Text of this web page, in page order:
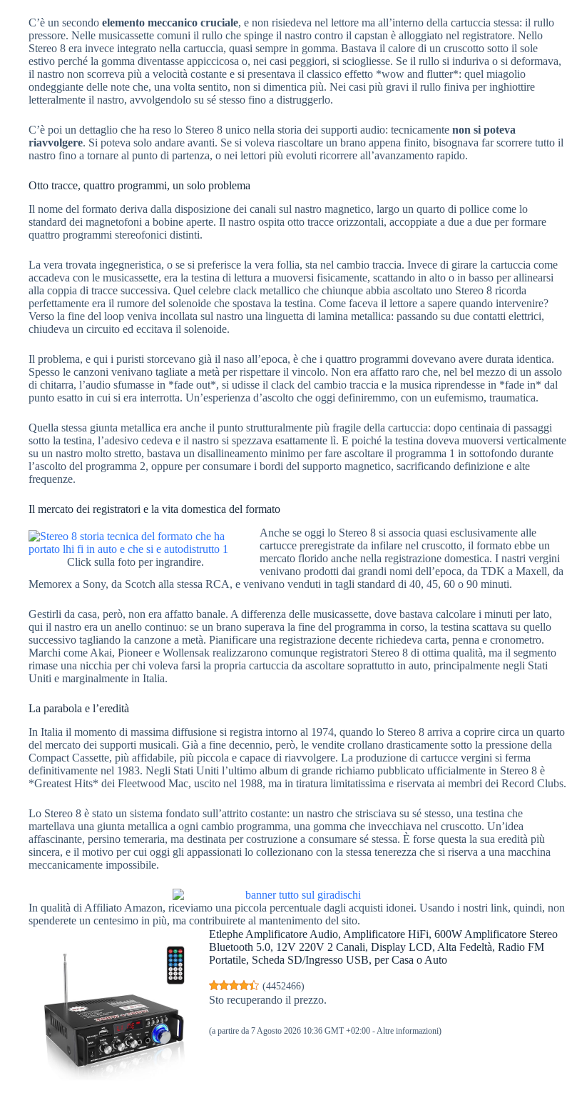
C’è un secondo elemento meccanico cruciale, e non risiedeva nel lettore ma all’interno della cartuccia stessa: il rullo
pressore. Nelle musicassette comuni il rullo che spinge il nastro contro il capstan è alloggiato nel registratore. Nello
Stereo 8 era invece integrato nella cartuccia, quasi sempre in gomma. Bastava il calore di un cruscotto sotto il sole
estivo perché la gomma diventasse appiccicosa o, nei casi peggiori, si sciogliesse. Se il rullo si induriva o si deformava,
il nastro non scorreva più a velocità costante e si presentava il classico effetto *wow and flutter*: quel miagolio
ondeggiante delle note che, una volta sentito, non si dimentica più. Nei casi più gravi il rullo finiva per inghiottire
letteralmente il nastro, avvolgendolo su sé stesso fino a distruggerlo.
C’è poi un dettaglio che ha reso lo Stereo 8 unico nella storia dei supporti audio: tecnicamente non si poteva
riavvolgere. Si poteva solo andare avanti. Se si voleva riascoltare un brano appena finito, bisognava far scorrere tutto il
nastro fino a tornare al punto di partenza, o nei lettori più evoluti ricorrere all’avanzamento rapido.
Otto tracce, quattro programmi, un solo problema
Il nome del formato deriva dalla disposizione dei canali sul nastro magnetico, largo un quarto di pollice come lo
standard dei magnetofoni a bobine aperte. Il nastro ospita otto tracce orizzontali, accoppiate a due a due per formare
quattro programmi stereofonici distinti.
La vera trovata ingegneristica, o se si preferisce la vera follia, sta nel cambio traccia. Invece di girare la cartuccia come
accadeva con le musicassette, era la testina di lettura a muoversi fisicamente, scattando in alto o in basso per allinearsi
alla coppia di tracce successiva. Quel celebre clack metallico che chiunque abbia ascoltato uno Stereo 8 ricorda
perfettamente era il rumore del solenoide che spostava la testina. Come faceva il lettore a sapere quando intervenire?
Verso la fine del loop veniva incollata sul nastro una linguetta di lamina metallica: passando su due contatti elettrici,
chiudeva un circuito ed eccitava il solenoide.
Il problema, e qui i puristi storcevano già il naso all’epoca, è che i quattro programmi dovevano avere durata identica.
Spesso le canzoni venivano tagliate a metà per rispettare il vincolo. Non era affatto raro che, nel bel mezzo di un assolo
di chitarra, l’audio sfumasse in *fade out*, si udisse il clack del cambio traccia e la musica riprendesse in *fade in* dal
punto esatto in cui si era interrotta. Un’esperienza d’ascolto che oggi definiremmo, con un eufemismo, traumatica.
Quella stessa giunta metallica era anche il punto strutturalmente più fragile della cartuccia: dopo centinaia di passaggi
sotto la testina, l’adesivo cedeva e il nastro si spezzava esattamente lì. E poiché la testina doveva muoversi verticalmente
su un nastro molto stretto, bastava un disallineamento minimo per fare ascoltare il programma 1 in sottofondo durante
l’ascolto del programma 2, oppure per consumare i bordi del supporto magnetico, sacrificando definizione e alte
frequenze.
Il mercato dei registratori e la vita domestica del formato
Click sulla foto per ingrandire.
Anche se oggi lo Stereo 8 si associa quasi esclusivamente alle
cartucce preregistrate da infilare nel cruscotto, il formato ebbe un
mercato florido anche nella registrazione domestica. I nastri vergini
venivano prodotti dai grandi nomi dell’epoca, da TDK a Maxell, da
Memorex a Sony, da Scotch alla stessa RCA, e venivano venduti in tagli standard di 40, 45, 60 o 90 minuti.
Gestirli da casa, però, non era affatto banale. A differenza delle musicassette, dove bastava calcolare i minuti per lato,
qui il nastro era un anello continuo: se un brano superava la fine del programma in corso, la testina scattava su quello
successivo tagliando la canzone a metà. Pianificare una registrazione decente richiedeva carta, penna e cronometro.
Marchi come Akai, Pioneer e Wollensak realizzarono comunque registratori Stereo 8 di ottima qualità, ma il segmento
rimase una nicchia per chi voleva farsi la propria cartuccia da ascoltare soprattutto in auto, principalmente negli Stati
Uniti e marginalmente in Italia.
La parabola e l’eredità
In Italia il momento di massima diffusione si registra intorno al 1974, quando lo Stereo 8 arriva a coprire circa un quarto
del mercato dei supporti musicali. Già a fine decennio, però, le vendite crollano drasticamente sotto la pressione della
Compact Cassette, più affidabile, più piccola e capace di riavvolgere. La produzione di cartucce vergini si ferma
definitivamente nel 1983. Negli Stati Uniti l’ultimo album di grande richiamo pubblicato ufficialmente in Stereo 8 è
*Greatest Hits* dei Fleetwood Mac, uscito nel 1988, ma in tiratura limitatissima e riservata ai membri dei Record Clubs.
Lo Stereo 8 è stato un sistema fondato sull’attrito costante: un nastro che strisciava su sé stesso, una testina che
martellava una giunta metallica a ogni cambio programma, una gomma che invecchiava nel cruscotto. Un’idea
affascinante, persino temeraria, ma destinata per costruzione a consumare sé stessa. È forse questa la sua eredità più
sincera, e il motivo per cui oggi gli appassionati lo collezionano con la stessa tenerezza che si riserva a una macchina
meccanicamente impossibile.
In qualità di Affiliato Amazon, riceviamo una piccola percentuale dagli acquisti idonei. Usando i nostri link, quindi, non
spenderete un centesimo in più, ma contribuirete al mantenimento del sito.
Etlephe Amplificatore Audio, Amplificatore HiFi, 600W Amplificatore Stereo
Bluetooth 5.0, 12V 220V 2 Canali, Display LCD, Alta Fedeltà, Radio FM
Portatile, Scheda SD/Ingresso USB, per Casa o Auto
(4452466)
Sto recuperando il prezzo.
(a partire da 7 Agosto 2026 10:36 GMT +02:00 -Altre informazioni)